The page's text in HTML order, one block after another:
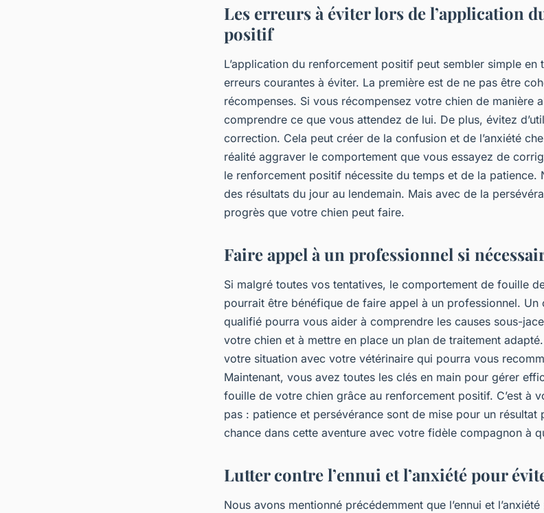
Les erreurs à éviter lors de l’application
positif
L’application du renforcement positif peut sembler simple en
erreurs courantes à éviter. La première est de ne pas être
récompenses. Si vous récompensez votre chien de manière
comprendre ce que vous attendez de lui. De plus, évitez
correction. Cela peut créer de la confusion et de l’anxiété
réalité aggraver le comportement que vous essayez de
le renforcement positif nécessite du temps et de la patience.
des résultats du jour au lendemain. Mais avec de la
progrès que votre chien peut faire.
Faire appel à un professionnel si
Si malgré toutes vos tentatives, le comportement de fouille
pourrait être bénéfique de faire appel à un professionnel. Un
qualifié pourra vous aider à comprendre les causes sous-
votre chien et à mettre en place un plan de traitement
votre situation avec votre vétérinaire qui pourra vous
Maintenant, vous avez toutes les clés en main pour gérer
fouille de votre chien grâce au renforcement positif. C’est à
pas : patience et persévérance sont de mise pour un résultat
chance dans cette aventure avec votre fidèle compagnon à
Lutter contre l’ennui et l’anxiété pour
Nous avons mentionné précédemment que l’ennui et